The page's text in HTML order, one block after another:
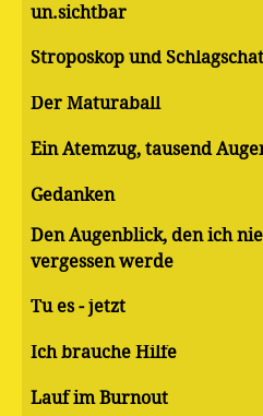
un.sichtbar
Stroposkop und
Der Maturaball
Ein Atemzug, tausend
Gedanken
Den Augenblick, den ich
vergessen werde
Tu es - jetzt
Ich brauche Hilfe
Lauf im Burnout